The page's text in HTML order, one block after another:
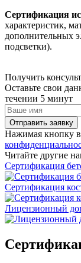
Сертификация
характеристик,
дополнительных
подсветки).
Получить
Оставьте свои
течении 5 минут
Отправить заявку
Нажимая кнопку
Читайте другие
Сертификация
Сертификация
Лицензионный